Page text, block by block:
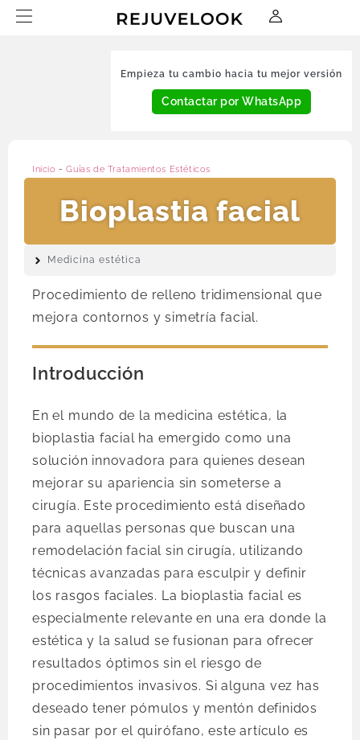
Empieza tu cambio hacia tu mejor versión
Contactar por WhatsApp
Inicio -Guías de Tratamientos Estéticos
Bioplastia facial
Medicina estética
Procedimiento de relleno tridimensional que
mejora contornos y simetría facial.
Introducción
En el mundo de la medicina estética, la
bioplastia facial ha emergido como una
solución innovadora para quienes desean
mejorar su apariencia sin someterse a
cirugía. Este procedimiento está diseñado
para aquellas personas que buscan una
remodelación facial sin cirugía, utilizando
técnicas avanzadas para esculpir y definir
los rasgos faciales. La bioplastia facial es
especialmente relevante en una era donde la
estética y la salud se fusionan para ofrecer
resultados óptimos sin el riesgo de
procedimientos invasivos. Si alguna vez has
deseado tener pómulos y mentón definidos
sin pasar por el quirófano, este artículo es